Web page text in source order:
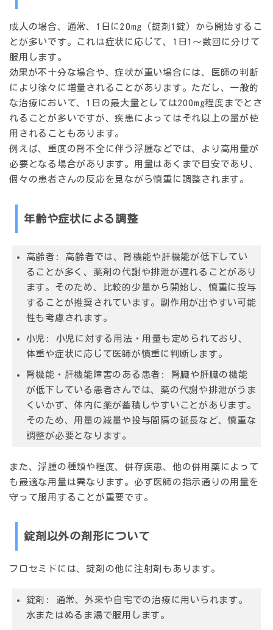
成人の場合、通常、1日に20mg（錠剤1錠）から開始するこ
とが多いです。これは症状に応じて、1日1～数回に分けて
服用します。
効果が不十分な場合や、症状が重い場合には、医師の判断
により徐々に増量されることがあります。ただし、一般的
な治療において、1日の最大量としては200mg程度までとさ
れることが多いですが、疾患によってはそれ以上の量が使
用されることもあります。
例えば、重度の腎不全に伴う浮腫などでは、より高用量が
必要となる場合があります。用量はあくまで目安であり、
個々の患者さんの反応を見ながら慎重に調整されます。
年齢や症状による調整
高齢者:
高齢者では、腎機能や肝機能が低下してい
ることが多く、薬剤の代謝や排泄が遅れることがあり
ます。そのため、比較的少量から開始し、慎重に投与
することが推奨されています。副作用が出やすい可能
性も考慮されます。
小児:
小児に対する用法・用量も定められており、
体重や症状に応じて医師が慎重に判断します。
腎機能・肝機能障害のある患者:
腎臓や肝臓の機能
が低下している患者さんでは、薬の代謝や排泄がうま
くいかず、体内に薬が蓄積しやすいことがあります。
そのため、用量の減量や投与間隔の延長など、慎重な
調整が必要となります。
また、浮腫の種類や程度、併存疾患、他の併用薬によって
も最適な用量は異なります。必ず医師の指示通りの用量を
守って服用することが重要です。
錠剤以外の剤形について
フロセミドには、錠剤の他に注射剤もあります。
錠剤:
通常、外来や自宅での治療に用いられます。
水またはぬるま湯で服用します。